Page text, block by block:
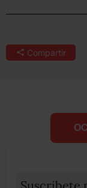
Compartir